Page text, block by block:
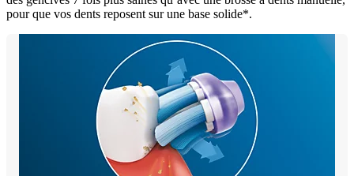
pour que vos dents reposent sur une base solide*.